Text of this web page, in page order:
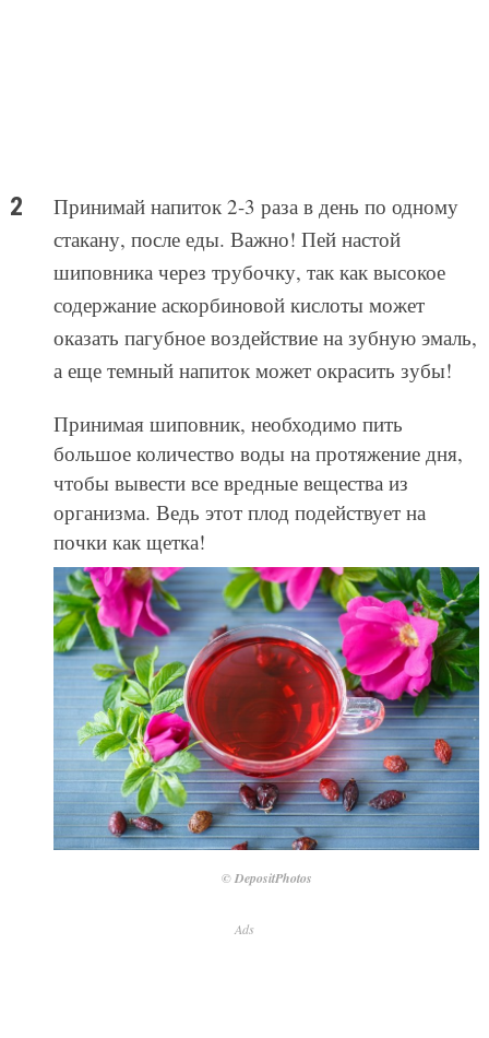
Принимай напиток 2-3 раза в день по одному
стакану, после еды. Важно! Пей настой
шиповника через трубочку, так как высокое
содержание аскорбиновой кислоты может
оказать пагубное воздействие на зубную эмаль,
а еще темный напиток может окрасить зубы!
Принимая шиповник, необходимо пить
большое количество воды на протяжение дня,
чтобы вывести все вредные вещества из
организма. Ведь этот плод подействует на
почки как щетка!
© DepositPhotos
Ads